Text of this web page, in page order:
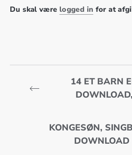
Du skal være logged in for at
14 ET BARN
KONGESØN,
DOWNLOAD